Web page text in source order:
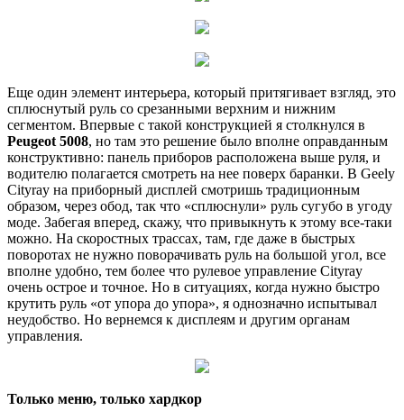
Еще один элемент интерьера, который притягивает взгляд, это
сплюснутый руль со срезанными верхним и нижним
сегментом. Впервые с такой конструкцией я столкнулся в
Peugeot 5008, но там это решение было вполне оправданным
конструктивно: панель приборов расположена выше руля, и
водителю полагается смотреть на нее поверх баранки. В Geely
Cityray на приборный дисплей смотришь традиционным
образом, через обод, так что «сплюснули» руль сугубо в угоду
моде. Забегая вперед, скажу, что привыкнуть к этому все-таки
можно. На скоростных трассах, там, где даже в быстрых
поворотах не нужно поворачивать руль на большой угол, все
вполне удобно, тем более что рулевое управление Cityray
очень острое и точное. Но в ситуациях, когда нужно быстро
крутить руль «от упора до упора», я однозначно испытывал
неудобство. Но вернемся к дисплеям и другим органам
управления.
Только меню, только хардкор